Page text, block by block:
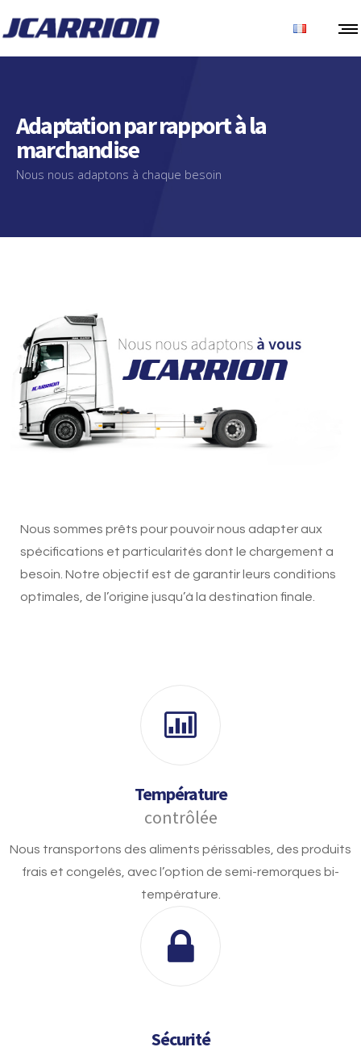
Adaptation par rapport à la
marchandise
Nous nous adaptons à chaque besoin
Nous sommes prêts pour pouvoir nous adapter aux
spécifications et particularités dont le chargement a
besoin. Notre objectif est de garantir leurs conditions
optimales, de l’origine jusqu’à la destination finale.
Température
contrôlée
Nous transportons des aliments périssables, des produits
frais et congelés, avec l’option de semi-remorques bi-
température.
Sécurité